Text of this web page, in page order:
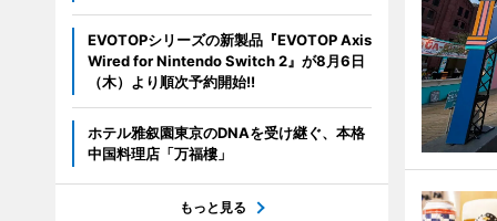
EVOTOPシリーズの新製品『EVOTOP Axis
Wired for Nintendo Switch 2』が8月6日
（木）より順次予約開始!!
ホテル雅叙園東京のDNAを受け継ぐ、本格
中国料理店「万福樓」
もっと見る